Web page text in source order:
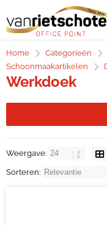
Home Categorieën
Schoonmaakartikelen
Werkdoek
Weergave:
Sorteren: